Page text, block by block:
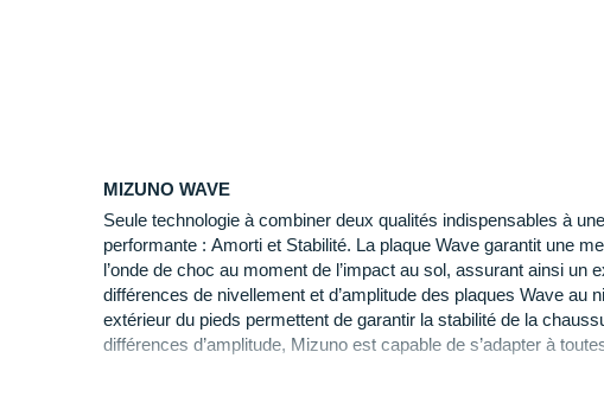
- Si vous êtes à la recherche d'une paire capable d'arpenter les
Pourquoi choisir la Neo Vista 2 de Mizuno ?
Les points phares de ce modèle :
Unetige haute en une seule piècequi garantit un
qualité.
MIZUNO WAVE
Seule technologie à combiner deux qualités indispensables à
performante : Amorti et Stabilité. La plaque Wave garantit une
l’onde de choc au moment de l’impact au sol, assurant ainsi un
différences de nivellement et d’amplitude des plaques Wave au
extérieur du pieds permettent de garantir la stabilité de la
différences d’amplitude, Mizuno est capable de s’adapter à